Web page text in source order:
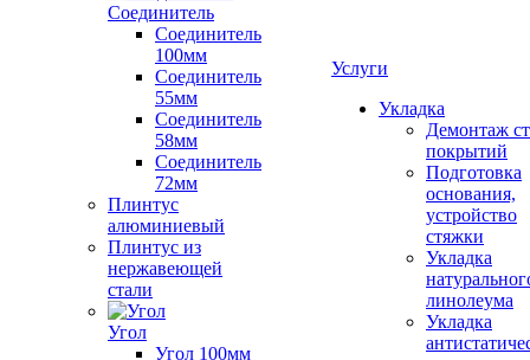
Соединитель
Соединитель
100мм
Соединитель
55мм
Соединитель
58мм
Соединитель
72мм
Плинтус
алюминиевый
Плинтус из
нержавеющей
стали
Угол
Угол 100мм
Услуги
Укладка
Демонтаж
покрытий
Подготовка
основания,
устройство
стяжки
Укладка
линолеума
Укладка